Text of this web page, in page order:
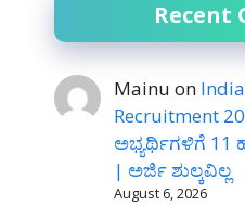
Recent
Mainu on
Recruitment
ಅಭ್ಯರ್ಥಿಗಳಿಗೆ 11
| ಅರ್ಜಿ ಶುಲ್ಕವಿಲ್ಲ
August 6, 2026